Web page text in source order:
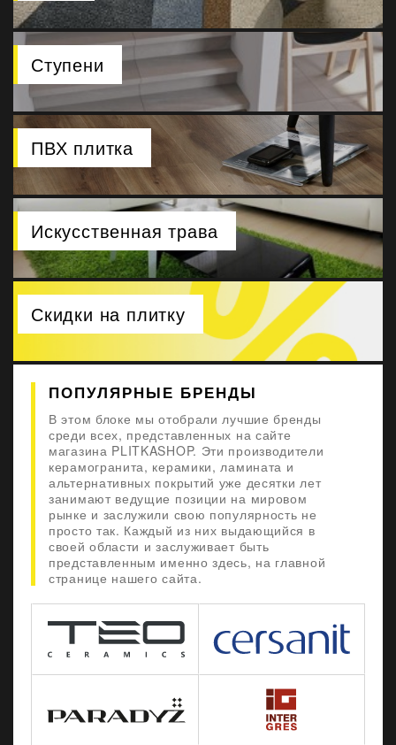
Ступени
ПВХ плитка
Искусственная трава
Скидки на плитку
ПОПУЛЯРНЫЕ БРЕНДЫ
В этом блоке мы отобрали лучшие бренды
среди всех, представленных на сайте
магазина PLITKASHOP. Эти производители
керамогранита, керамики, ламината и
альтернативных покрытий уже десятки лет
занимают ведущие позиции на мировом
рынке и заслужили свою популярность не
просто так. Каждый из них выдающийся в
своей области и заслуживает быть
представленным именно здесь, на главной
странице нашего сайта.